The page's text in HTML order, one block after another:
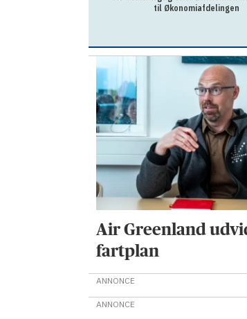
til Økonomiafdelingen
Air Greenland
fartplan
ANNONCE
ANNONCE